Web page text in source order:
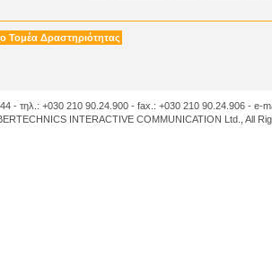
Τομέα Δραστηριότητας
- τηλ.: +030 210 90.24.900 - fax.: +030 210 90.24.906 - e-
INTERACTIVE COMMUNICATION Ltd., All